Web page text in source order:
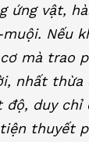
ứng vật,
Nếu
mà trao
nhất
độ, duy
thuyết